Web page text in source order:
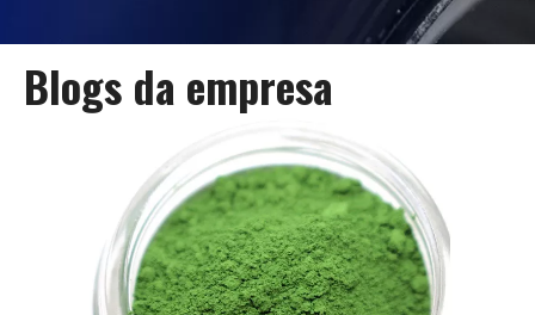
Blogs da empresa